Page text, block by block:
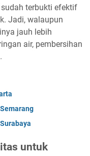
terbukti efektif
Jadi, walaupun
jauh lebih
air, pembersihan
untuk